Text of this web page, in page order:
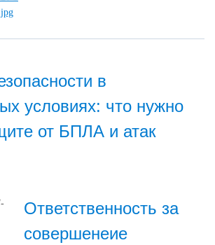
в
условиях: что нужно
от БПЛА и атак
Ответственность за
совершенеие